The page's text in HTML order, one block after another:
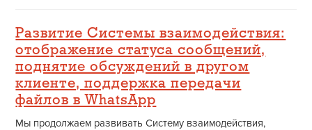
Развитие Системы взаимодействия:
отображение статуса сообщений,
поднятие обсуждений в другом
клиенте, поддержка передачи
файлов в WhatsApp
Мы продолжаем развивать Систему взаимодействия,